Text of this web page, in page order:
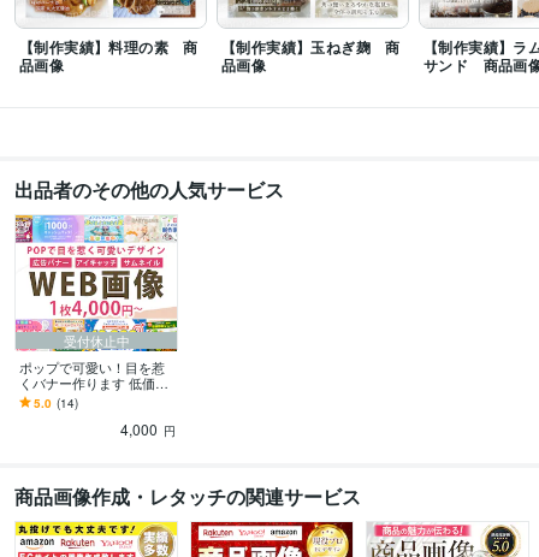
【制作実績】料理の素 商
品画像
【制作実績】玉ねぎ麹 商
品画像
【制作実績】ラ
サンド 商品画
出品者のその他の人気サービス
受付休止中
ポップで可愛い！目を惹
くバナー作ります 低価
格！高品質！スピード納
品！WEB画像作ります
5.0 (14)
4,000 円
商品画像作成・レタッチの関連サービス